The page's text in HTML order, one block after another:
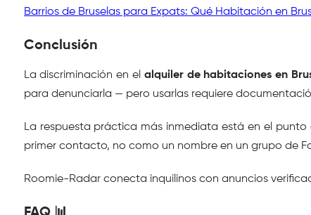
Barrios de Bruselas para Expats: Qué Habitación en
Conclusión
La discriminación en el alquiler de habitaciones en
para denunciarla — pero usarlas requiere
La respuesta práctica más inmediata está en el
primer contacto, no como un nombre en un grupo de
Roomie-Radar conecta inquilinos con anuncios